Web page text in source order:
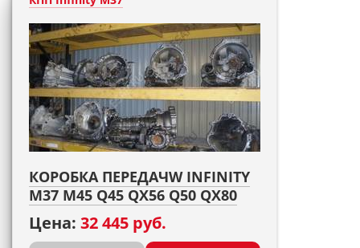
КОРОБКА ПЕРЕДАЧW INFINITY
M37 M45 Q45 QX56 Q50 QX80
Цена: 32 445 руб.